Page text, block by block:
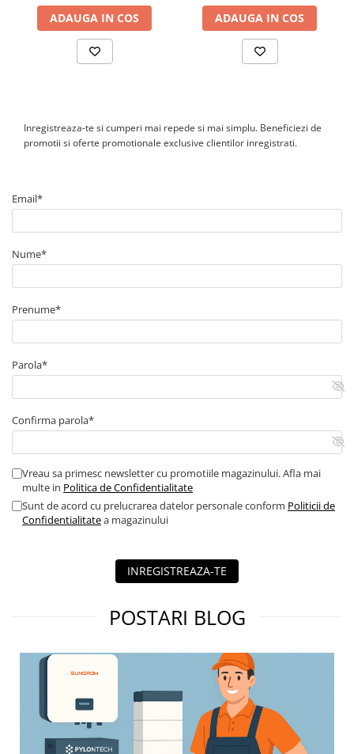
Canal cablu perforat
Cutie ABS
Cutie ABS modulara
Jgheaburi
Jgheab metalic perforat
Tablou organizare santier echipat
Tablou organizare santier necablat
Tub flexibil
Tub flexibil dublu perete (corugata)
Tub flexibil metalic
Protectie
Aparate de masura si comanda
Contor digital
Butoane
Contactor industrial
Contactor modular
Descarcatoare
Electrozi impamantare
AFDD
Intrerupatoare automate
diferentiale
Intrerupatoare automate modulare
ADAUGA IN COS ADAUGA IN COS
Inregistreaza-te si cumperi mai repede si mai simplu. Beneficiezi de
promotii si oferte promotionale exclusive clientilor inregistrati.
Email*
Nume*
Prenume*
Parola*
Confirma parola*
Vreau sa primesc newsletter cu promotiile magazinului. Afla mai
multe in Politica de Confidentialitate
Sunt de acord cu prelucrarea datelor personale conform Politicii de
Confidentialitatea magazinului
INREGISTREAZA-TE
POSTARI BLOG